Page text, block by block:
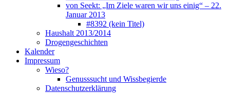
von Seekt: „Im Ziele waren wir uns einig“ – 22.
Januar 2013
#8392 (kein Titel)
Haushalt 2013/2014
Drogengeschichten
Kalender
Impressum
Wieso?
Genusssucht und Wissbegierde
Datenschutzerklärung